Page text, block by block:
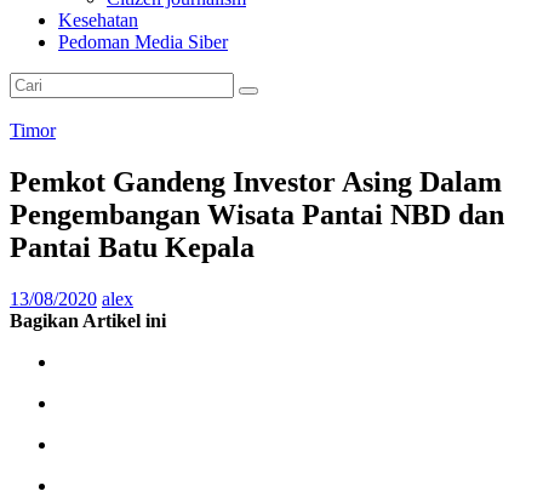
Kesehatan
Pedoman Media Siber
Timor
Pemkot Gandeng Investor Asing Dalam
Pengembangan Wisata Pantai NBD dan
Pantai Batu Kepala
13/08/2020 alex
Bagikan Artikel ini